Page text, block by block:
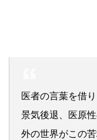
医者の言葉を借
景気後退、医原
外の世界がこの